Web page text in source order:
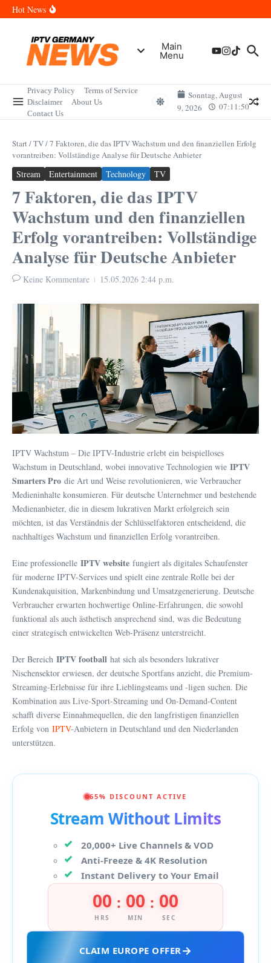
Zum Inhalt springen
Hot News
Sportereignisse und Termine
Wann kommt die Samsung Galaxy Watch 9 heraus? Der
Vollständige Leitfaden für Smartwatch-Fans
Welche Mini LED Fernseher sind die Besten? Der Vollständige
Leitfaden für Premium-Bildqualität
Leitfaden zum Vermögen und der Karriere
Main
Menu
Privacy Policy
Terms of Service
Disclaimer
About Us
Contact Us
Sonntag, August
9, 2026
07:11:50
Start/TV/7 Faktoren, die das IPTV Wachstum und den finanziellen Erfolg
vorantreiben: Vollständige Analyse für Deutsche Anbieter
Stream Entertainment Technology TV
7 Faktoren, die das IPTV
Wachstum und den finanziellen
Erfolg vorantreiben: Vollständige
Analyse für Deutsche Anbieter
Keine Kommentare 15.05.2026 2:44 p.m.
IPTV Wachstum – Die IPTV-Industrie erlebt ein beispielloses
Wachstum in Deutschland, wobei innovative Technologien wie IPTV
Smarters Pro die Art und Weise revolutionieren, wie Verbraucher
Medieninhalte konsumieren. Für deutsche Unternehmer und bestehende
Medienanbieter, die in diesem lukrativen Markt erfolgreich sein
möchten, ist das Verständnis der Schlüsselfaktoren entscheidend, die
nachhaltiges Wachstum und finanziellen Erfolg vorantreiben.
Eine professionelle IPTV website fungiert als digitales Schaufenster
für moderne IPTV-Services und spielt eine zentrale Rolle bei der
Kundenakquisition, Markenbindung und Umsatzgenerierung. Deutsche
Verbraucher erwarten hochwertige Online-Erfahrungen, die sowohl
funktional als auch ästhetisch ansprechend sind, was die Bedeutung
einer strategisch entwickelten Web-Präsenz unterstreicht.
Der Bereich IPTV football hat sich als besonders lukrativer
Nischensektor erwiesen, der deutsche Sportfans anzieht, die Premium-
Streaming-Erlebnisse für ihre Lieblingsteams und -ligen suchen. Die
Kombination aus Live-Sport-Streaming und On-Demand-Content
schafft diverse Einnahmequellen, die den langfristigen finanziellen
Erfolg von IPTV-Anbietern in Deutschland und den Niederlanden
unterstützen.
65% DISCOUNT ACTIVE
Stream Without Limits
20,000+ Live Channels & VOD
Anti-Freeze & 4K Resolution
Instant Delivery to Your Email
00
HRS
: 00
MIN
: 00
SEC
CLAIM EUROPE OFFER